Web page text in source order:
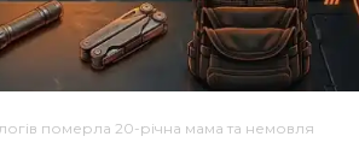
Рівне
померла 20-річна мама та немовля